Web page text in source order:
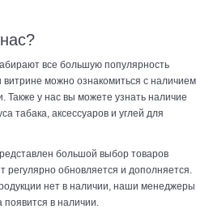
все большую популярность
можно ознакомиться с наличием
Также у нас вы можете узнать наличие
табака, аксессуаров и углей для
большой выбор товаров
регулярно обновляется и дополняется.
нет в наличии, наши менеджеры
появится в наличии.